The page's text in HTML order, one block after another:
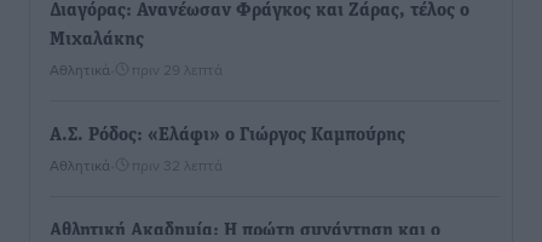
Διαγόρας: Ανανέωσαν Φράγκος και Ζάρας, τέλος ο
Μιχαλάκης
Αθλητικά πριν 29 λεπτά
Α.Σ. Ρόδος: «Ελάφι» ο Γιώργος Καμπούρης
Αθλητικά πριν 32 λεπτά
Αθλητική Ακαδημία: Η πρώτη συνάντηση και ο